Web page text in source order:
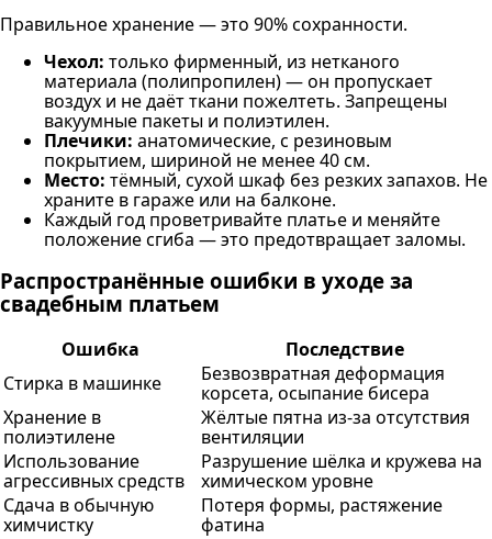
Правильное хранение — это 90% сохранности.
Чехол: только фирменный, из нетканого
материала (полипропилен) — он пропускает
воздух и не даёт ткани пожелтеть. Запрещены
вакуумные пакеты и полиэтилен.
Плечики: анатомические, с резиновым
покрытием, шириной не менее 40 см.
Место: тёмный, сухой шкаф без резких запахов. Не
храните в гараже или на балконе.
Каждый год проветривайте платье и меняйте
положение сгиба — это предотвращает заломы.
Распространённые ошибки в уходе за
свадебным платьем
Ошибка
Последствие
Стирка в машинке
Безвозвратная деформация
корсета, осыпание бисера
Хранение в
полиэтилене
Жёлтые пятна из-за отсутствия
вентиляции
Использование
агрессивных средств
Разрушение шёлка и кружева на
химическом уровне
Сдача в обычную
химчистку
Потеря формы, растяжение
фатина